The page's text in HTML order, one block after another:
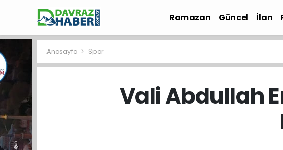
Ramazan Güncel İlan
Anasayfa Spor
Vali Abdullah